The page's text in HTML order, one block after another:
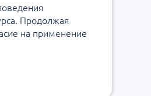
Продолжая
на применение